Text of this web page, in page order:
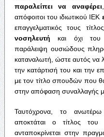
παραλείπει να αναφέρει
απόφοιτοι του ιδιωτικού ΙΕΚ
επαγγελματικός τους
νοσηλευτή και όχι του
παράλειψη ουσιώδους
καταναλωτή, ώστε αυτός να
την κατάρτισή του και την
με τον τίτλο σπουδών που
στην απόφαση συναλλαγής με
Ταυτόχρονα, το
αποκτάται ο τίτλος
ανταποκρίνεται στην